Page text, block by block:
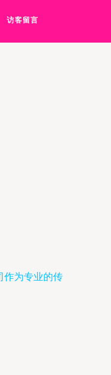
访客留言
作为专业的传